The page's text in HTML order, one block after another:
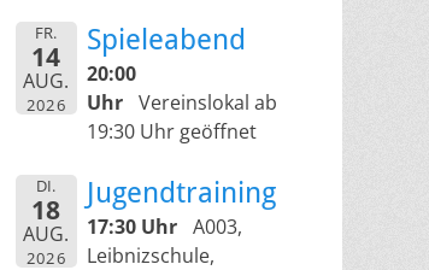
FR.
14
AUG.
2026
Spieleabend
20:00
Uhr Vereinslokal ab
19:30 Uhr geöffnet
DI.
18
AUG.
2026
Jugendtraining
17:30 Uhr A003,
Leibnizschule,